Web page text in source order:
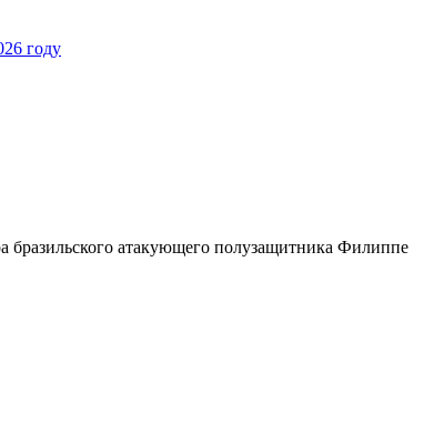
году
бразильского атакующего полузащитника Филиппе